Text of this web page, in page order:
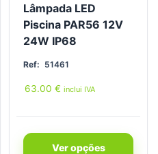
Lâmpada LED
Piscina PAR56 12V
24W IP68
Ref: 51461
63.00 € inclui IVA
Ver opções